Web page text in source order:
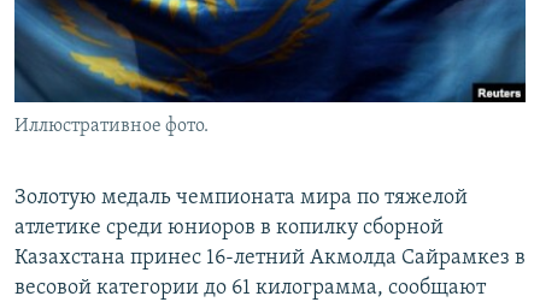
Иллюстративное фото.
Золотую медаль чемпионата мира по тяжелой
атлетике среди юниоров в копилку сборной
Казахстана принес 16-летний Акмолда Сайрамкез в
весовой категории до 61 килограмма, сообщают